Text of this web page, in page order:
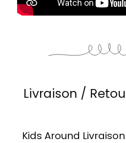
Livraison /
Kids Around Livraison